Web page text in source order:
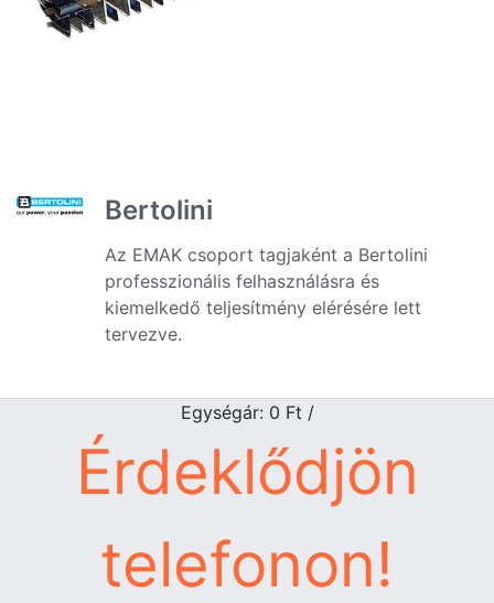
Bertolini
Az EMAK csoport tagjaként a Bertolini
professzionális felhasználásra és
kiemelkedő teljesítmény elérésére lett
tervezve.
Egységár: 0 Ft /
Érdeklődjön
telefonon!